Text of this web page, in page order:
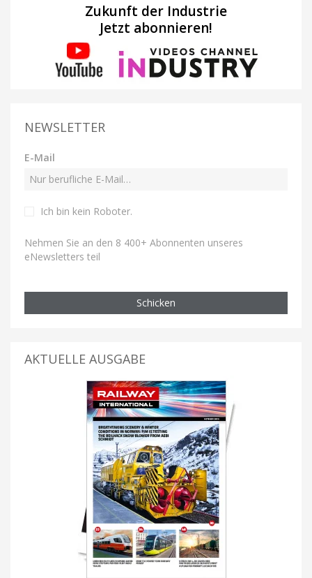
Zukunft der Industrie
Jetzt abonnieren!
NEWSLETTER
E-Mail
Ich bin kein Roboter.
Nehmen Sie an den 8 400+ Abonnenten unseres
eNewsletters teil
Schicken
AKTUELLE AUSGABE